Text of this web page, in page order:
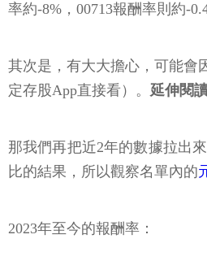
率約-8%，00713報酬率則約-
其次是，有大大擔心，可能會
定存股App直接看）。 延伸閱
那我們再把近2年的數據拉出
比的結果，所以觀察名單內的
2023年至今的報酬率：